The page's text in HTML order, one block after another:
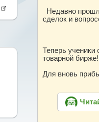
Недавно
сделок и
Теперь
товарной бирже!
Для вновь